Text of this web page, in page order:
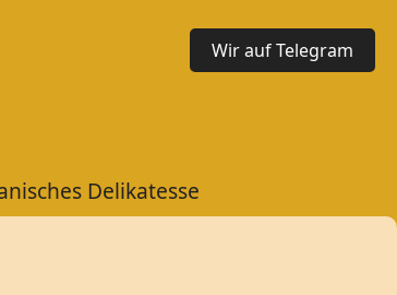
Wir auf Telegram
Delikatesse